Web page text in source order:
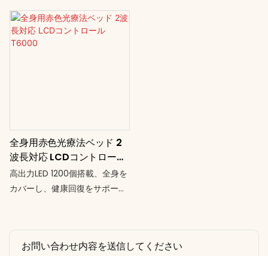
お問い合わせ内容を送信してください
のタッチ パネル ● 電動高さ調
整 (140 ～ 180 cm) ● 360° 回
転パネル – 縦向きまたは横向き
ャンネル調光 プロ仕様のパフォ
ーマンス。インテリジェントな
全身回復。
全身用赤色光療法ベッド 2
波長対応 LCDコントロール
T6000
高出力LED 1200個搭載、全身を
カバーし、健康回復をサポー
肌の耐性に合わせて強度を調整
可能（2チャンネル調光）。●タ